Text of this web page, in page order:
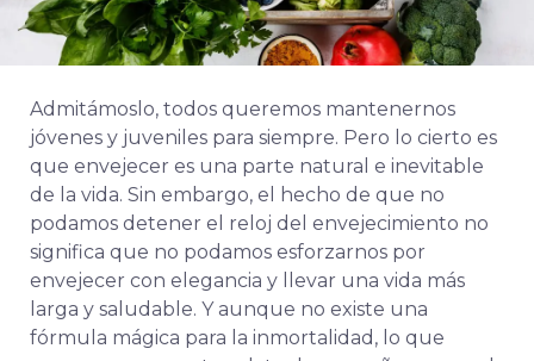
Admitámoslo, todos queremos mantenernos
jóvenes y juveniles para siempre. Pero lo cierto es
que envejecer es una parte natural e inevitable
de la vida. Sin embargo, el hecho de que no
podamos detener el reloj del envejecimiento no
significa que no podamos esforzarnos por
envejecer con elegancia y llevar una vida más
larga y saludable. Y aunque no existe una
fórmula mágica para la inmortalidad, lo que